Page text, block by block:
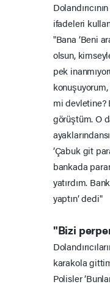
ifadeleri
"Bana ’Beni
olsun,
pek
mi devletine?
görüştüm. O
’Çabuk git
bankada
yatırdım.
yaptın’ dedi"
"Bizi
karakola
Polisler